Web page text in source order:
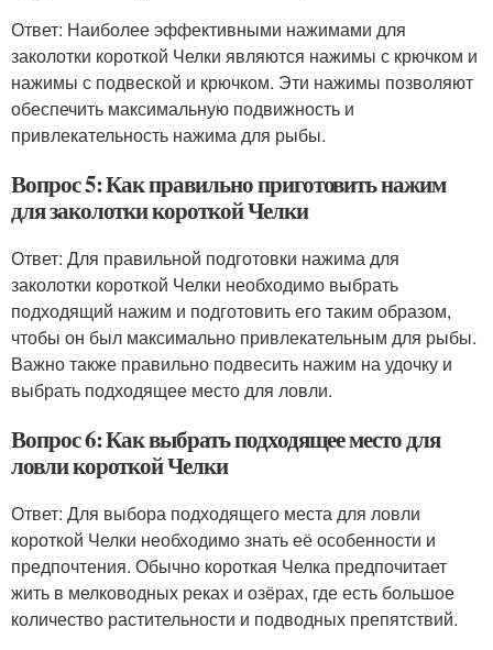
Ответ: Наиболее эффективными нажимами для
заколотки короткой Челки являются нажимы с крючком и
нажимы с подвеской и крючком. Эти нажимы позволяют
обеспечить максимальную подвижность и
привлекательность нажима для рыбы.
Вопрос 5: Как правильно приготовить нажим
для заколотки короткой Челки
Ответ: Для правильной подготовки нажима для
заколотки короткой Челки необходимо выбрать
подходящий нажим и подготовить его таким образом,
чтобы он был максимально привлекательным для рыбы.
Важно также правильно подвесить нажим на удочку и
выбрать подходящее место для ловли.
Вопрос 6: Как выбрать подходящее место для
ловли короткой Челки
Ответ: Для выбора подходящего места для ловли
короткой Челки необходимо знать её особенности и
предпочтения. Обычно короткая Челка предпочитает
жить в мелководных реках и озёрах, где есть большое
количество растительности и подводных препятствий.